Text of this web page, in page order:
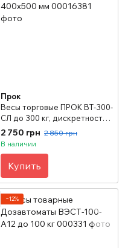
Прок
Весы торговые ПРОК ВТ-300-
СЛ до 300 кг, дискретность
50 г, 400х500 мм
2 750 грн 2 850 грн
В наличии
Купить
−12%